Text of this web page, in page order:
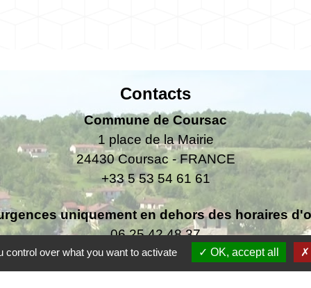
Contacts
Commune de Coursac
1 place de la Mairie
24430 Coursac - FRANCE
+33 5 53 54 61 61
uniquement en dehors des horaires
06.25.42.48.37
over what you want to activate OK, accept all